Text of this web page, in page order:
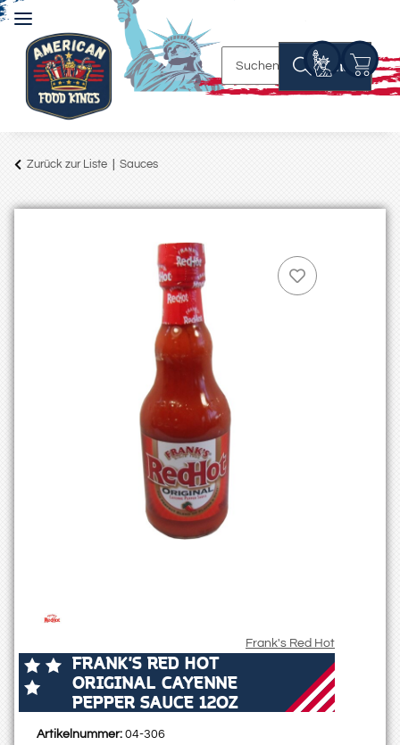
Suchen
Zurück zur Liste Sauces
Frank's Red Hot
FRANK'S RED HOT
ORIGINAL CAYENNE
PEPPER SAUCE 12OZ
Artikelnummer: 04-306